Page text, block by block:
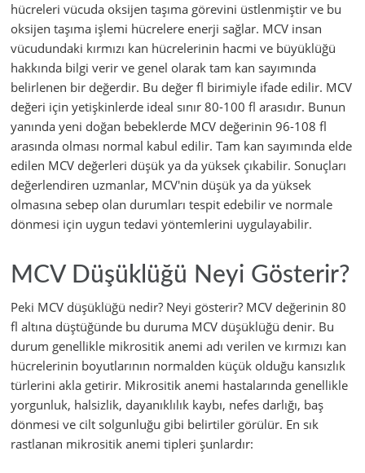
hücreleri vücuda oksijen taşıma görevini üstlenmiştir ve bu
oksijen taşıma işlemi hücrelere enerji sağlar. MCV insan
vücudundaki kırmızı kan hücrelerinin hacmi ve büyüklüğü
hakkında bilgi verir ve genel olarak tam kan sayımında
belirlenen bir değerdir. Bu değer fl birimiyle ifade edilir. MCV
değeri için yetişkinlerde ideal sınır 80-100 fl arasıdır. Bunun
yanında yeni doğan bebeklerde MCV değerinin 96-108 fl
arasında olması normal kabul edilir. Tam kan sayımında elde
edilen MCV değerleri düşük ya da yüksek çıkabilir. Sonuçları
değerlendiren uzmanlar, MCV'nin düşük ya da yüksek
olmasına sebep olan durumları tespit edebilir ve normale
dönmesi için uygun tedavi yöntemlerini uygulayabilir.
MCV Düşüklüğü Neyi Gösterir?
Peki MCV düşüklüğü nedir? Neyi gösterir? MCV değerinin 80
fl altına düştüğünde bu duruma MCV düşüklüğü denir. Bu
durum genellikle mikrositik anemi adı verilen ve kırmızı kan
hücrelerinin boyutlarının normalden küçük olduğu kansızlık
türlerini akla getirir. Mikrositik anemi hastalarında genellikle
yorgunluk, halsizlik, dayanıklılık kaybı, nefes darlığı, baş
dönmesi ve cilt solgunluğu gibi belirtiler görülür. En sık
rastlanan mikrositik anemi tipleri şunlardır: